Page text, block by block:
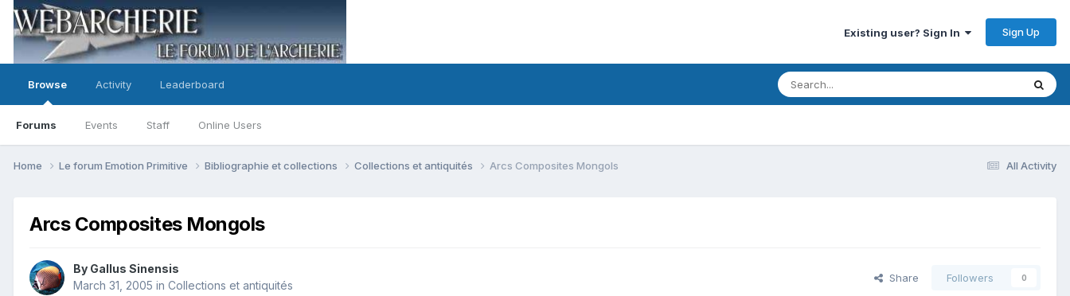
Existing user? Sign In Sign Up
Browse
Forums Events Staff Online Users
Activity Leaderboard
All Activity
Home Le forum Emotion Primitive Bibliographie et collections Collections et antiquités Arcs Composites Mongols
Arcs Composites Mongols
By Gallus Sinensis
March 31, 2005 in Collections et antiquités
Share Followers 0